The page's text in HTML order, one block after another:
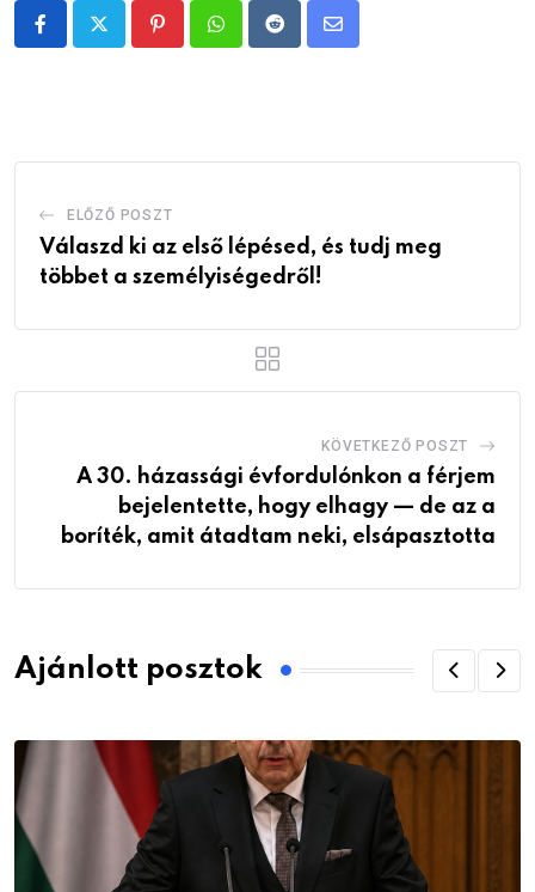
PinterestWhatsappRedditShare
ELŐZŐ POSZT
Válaszd ki az első lépésed, és tudj meg
többet a személyiségedről!
KÖVETKEZŐ POSZT
A 30. házassági évfordulónkon a férjem
bejelentette, hogy elhagy — de az a
boríték, amit átadtam neki, elsápasztotta
Ajánlott posztok